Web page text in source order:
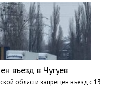
въезд в Чугуев
области запрещен въезд с 13